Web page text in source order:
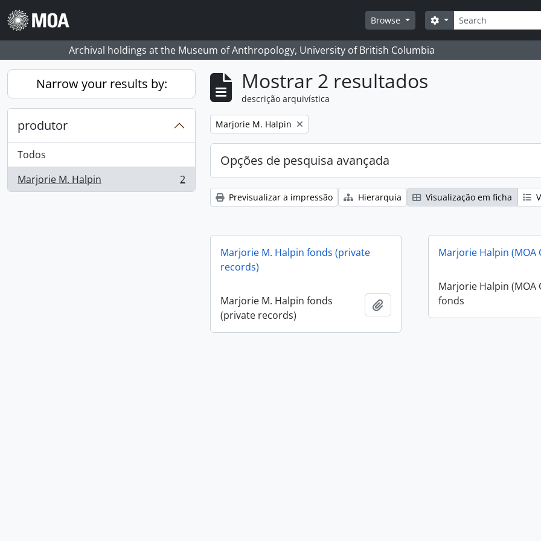
Skip to main content
Browse
Pesquisar
Search options
Archival holdings at the Museum of Anthropology, University of British Columbia
Narrow your results by:
produtor
Todos
Marjorie M. Halpin
, 2 resultados 2
Mostrar 2 resultados
descrição arquivística
Remove filter:
Marjorie M. Halpin
Opções de pesquisa avançada
Previsualizar a impressão Hierarquia Visualização em ficha
Marjorie M. Halpin fonds (private
records)
Marjorie M. Halpin fonds
(private records)
Adicionar à área de transferência
Marjorie Halpin (MOA
Marjorie Halpin (MOA
fonds